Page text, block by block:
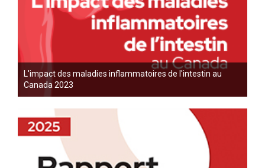
L'impact des maladies inflammatoires de l'intestin au
Canada 2023